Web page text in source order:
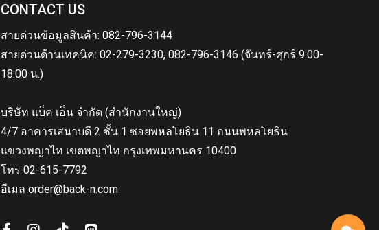
CONTACT US
สายด่วนข้อมูลสินค้า: 082-796-3144
สายด่วนด้านเทคนิค: 02-279-3230, 082-796-3146 (จันทร์-ศุกร์ 9:00-
18:00 น.)
บริษัท แบ็ค เอ็น จำกัด (สำนักงานใหญ่)
4/7 อาคารเสนาบดี 2 ชั้น 1 ซอยพหลโยธิน 11 ถนนพหลโยธิน
แขวงพญาไท เขตพญาไท กรุงเทพมหานคร 10400
โทร 02-615-7792
อีเมล order@back-n.com